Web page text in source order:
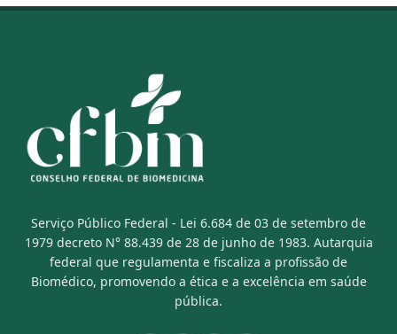
PARA
Serviço Público Federal - Lei 6.684 de 03 de setembro de
1979 decreto N° 88.439 de 28 de junho de 1983. Autarquia
federal que regulamenta e fiscaliza a profissão de
Biomédico, promovendo a ética e a excelência em saúde
pública.